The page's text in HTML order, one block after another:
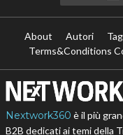
About Autori
Terms&Conditions
Nextwork360 è il più
B2B dedicati ai temi della